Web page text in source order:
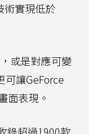
術實現低於
或是對應可變
讓GeForce
面表現。